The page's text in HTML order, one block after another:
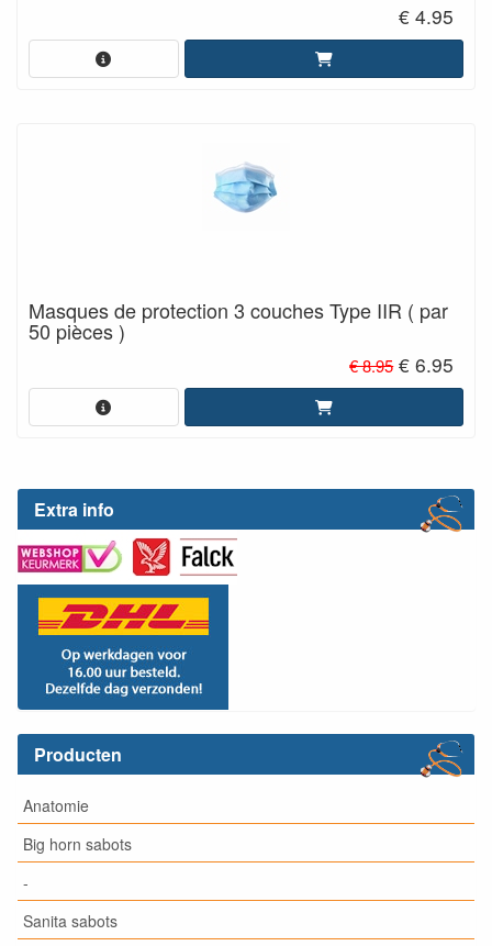
Extra info
Producten
Anatomie
Big horn sabots
-
Sanita sabots
€ 4.95
Masques de protection 3 couches Type IIR ( par
50 pièces )
€ 8.95€ 6.95